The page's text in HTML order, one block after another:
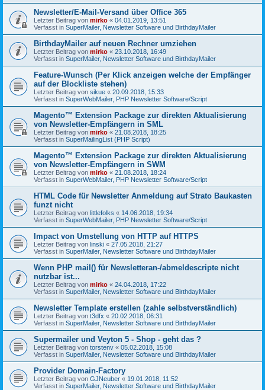
Newsletter/E-Mail-Versand über Office 365
Letzter Beitrag von mirko « 04.01.2019, 13:51
Verfasst in SuperMailer, Newsletter Software und BirthdayMailer
BirthdayMailer auf neuen Rechner umziehen
Letzter Beitrag von mirko « 23.10.2018, 16:49
Verfasst in SuperMailer, Newsletter Software und BirthdayMailer
Feature-Wunsch (Per Klick anzeigen welche der Empfänger
auf der Blockliste stehen)
Letzter Beitrag von sikue « 20.09.2018, 15:33
Verfasst in SuperWebMailer, PHP Newsletter Software/Script
Magento™ Extension Package zur direkten Aktualisierung
von Newsletter-Empfängern in SML
Letzter Beitrag von mirko « 21.08.2018, 18:25
Verfasst in SuperMailingList (PHP Script)
Magento™ Extension Package zur direkten Aktualisierung
von Newsletter-Empfängern in SWM
Letzter Beitrag von mirko « 21.08.2018, 18:24
Verfasst in SuperWebMailer, PHP Newsletter Software/Script
HTML Code für Newsletter Anmeldung auf Strato Baukasten
funzt nicht
Letzter Beitrag von littlefolks « 14.06.2018, 19:34
Verfasst in SuperWebMailer, PHP Newsletter Software/Script
Impact von Umstellung von HTTP auf HTTPS
Letzter Beitrag von linski « 27.05.2018, 21:27
Verfasst in SuperMailer, Newsletter Software und BirthdayMailer
Wenn PHP mail() für Newsletteran-/abmeldescripte nicht
nutzbar ist...
Letzter Beitrag von mirko « 24.04.2018, 17:22
Verfasst in SuperMailer, Newsletter Software und BirthdayMailer
Newsletter Template erstellen (zahle selbstverständlich)
Letzter Beitrag von t3dfx « 20.02.2018, 06:31
Verfasst in SuperMailer, Newsletter Software und BirthdayMailer
Supermailer und Veyton 5 - Shop - geht das ?
Letzter Beitrag von torstenv « 05.02.2018, 15:08
Verfasst in SuperMailer, Newsletter Software und BirthdayMailer
Provider Domain-Factory
Letzter Beitrag von GJNeuber « 19.01.2018, 11:52
Verfasst in SuperMailer, Newsletter Software und BirthdayMailer